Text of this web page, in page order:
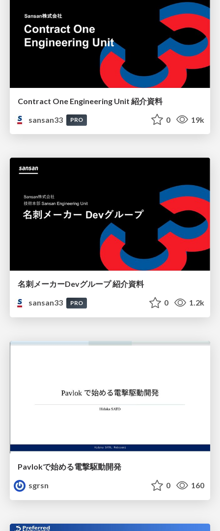
Contract One Engineering Unit 紹介資料
sansan33
PRO 0 19k
名刺メーカーDevグループ 紹介資料
sansan33
PRO 0 1.2k
Pavlokで始める電撃駆動開発
sgrsn
0 160